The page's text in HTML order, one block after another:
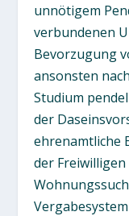
unnötigem
verbundenen
Bevorzugung
ansonsten
Studium
der
ehrenamtliche
der